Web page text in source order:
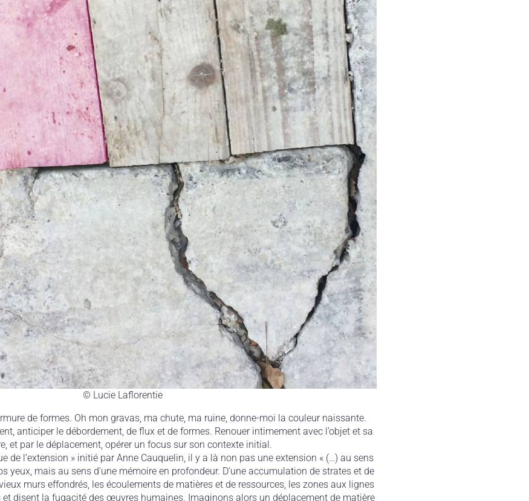
© Lucie Laflorentie
de formes. Oh mon gravas, ma chute, ma ruine, donne-moi la couleur naissante.
anticiper le débordement, de flux et de formes. Renouer intimement avec l’objet et sa
et par le déplacement, opérer un focus sur son contexte initial.
de l’extension » initié par Anne Cauquelin, il y a là non pas une extension « (…) au sens
yeux, mais au sens d’une mémoire en profondeur. D’une accumulation de strates et de
murs effondrés, les écoulements de matières et de ressources, les zones aux lignes
disent la fugacité des œuvres humaines. Imaginons alors un déplacement de matière